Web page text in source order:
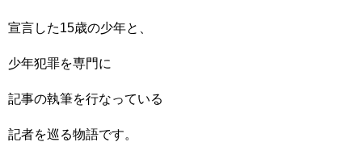
宣言した15歳の少年と、
少年犯罪を専門に
記事の執筆を行なっている
記者を巡る物語です。